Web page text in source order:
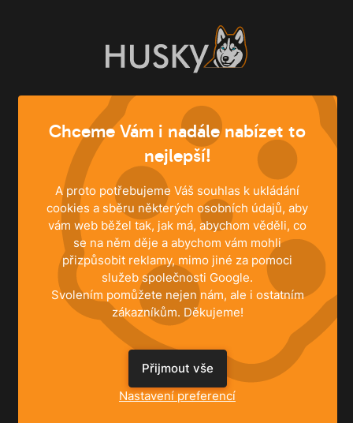
ŘEŠENÍ
Rodinné domy
Komerční prostory
INFORMACE
Centrální vysavače
Ke stažení
Registrace záruky
Správa souhlasů
JSME TU PRO VÁS
Chceme Vám i nadále nabízet to
nejlepší!
A proto potřebujeme Váš souhlas k ukládání
cookies a sběru některých osobních údajů, aby
vám web běžel tak, jak má, abychom věděli, co
se na něm děje a abychom vám mohli
přizpůsobit reklamy, mimo jiné za pomoci
služeb společnosti Google.
Svolením pomůžete nejen nám, ale i ostatním
zákazníkům. Děkujeme!
Nastavení preferencí
Přijmout vše